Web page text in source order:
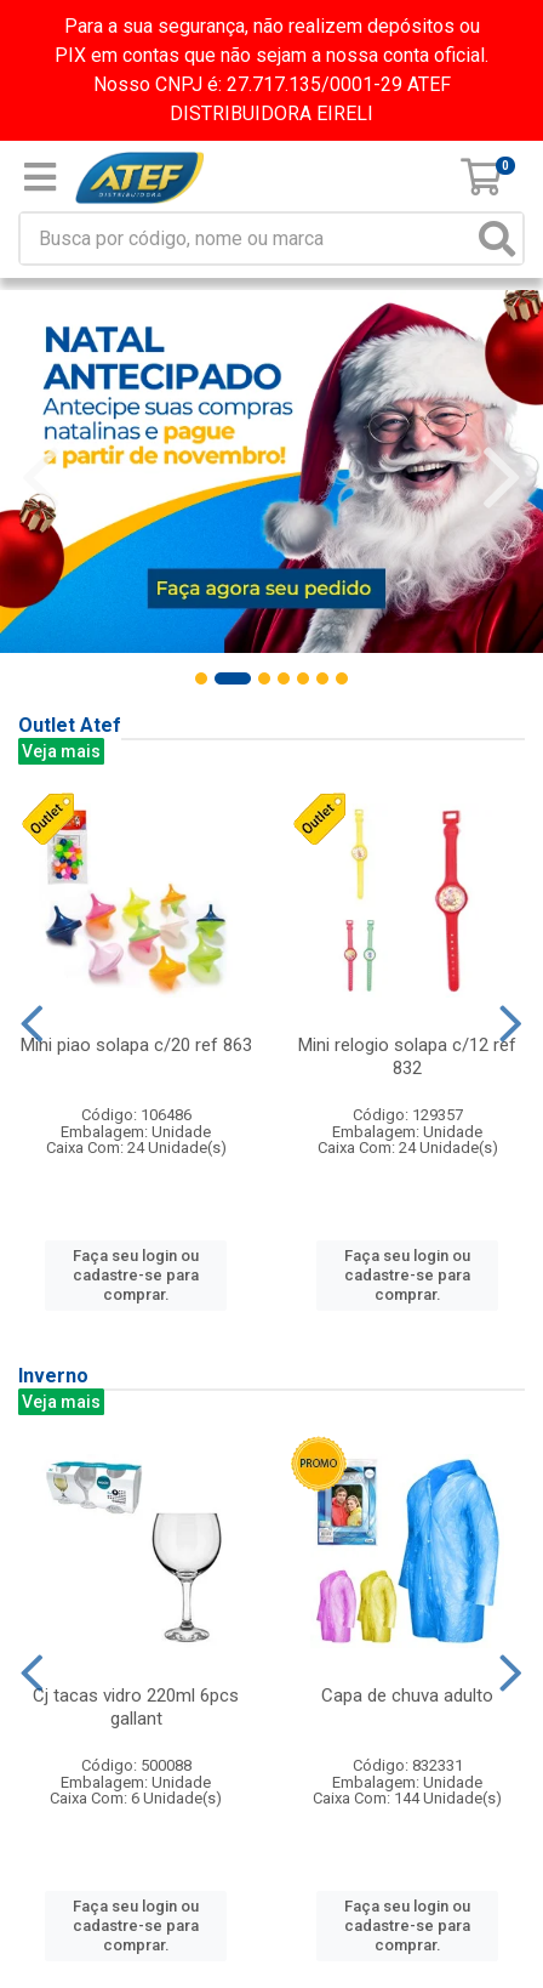
Para a sua segurança, não realizem depósitos ou
PIX em contas que não sejam a nossa conta oficial.
Nosso CNPJ é: 27.717.135/0001-29 ATEF
DISTRIBUIDORA EIRELI
0
Outlet Atef
Veja mais
Mini piao solapa c/20 ref 863
Código: 106486
Embalagem: Unidade
Caixa Com: 24 Unidade(s)
Faça seu login ou
cadastre-se para
comprar.
Mini relogio solapa c/12 ref
832
Código: 129357
Embalagem: Unidade
Caixa Com: 24 Unidade(s)
Faça seu login ou
cadastre-se para
comprar.
Inverno
Veja mais
Cj tacas vidro 220ml 6pcs
gallant
Código: 500088
Embalagem: Unidade
Caixa Com: 6 Unidade(s)
Faça seu login ou
cadastre-se para
comprar.
Capa de chuva adulto
Código: 832331
Embalagem: Unidade
Caixa Com: 144 Unidade(s)
Faça seu login ou
cadastre-se para
comprar.